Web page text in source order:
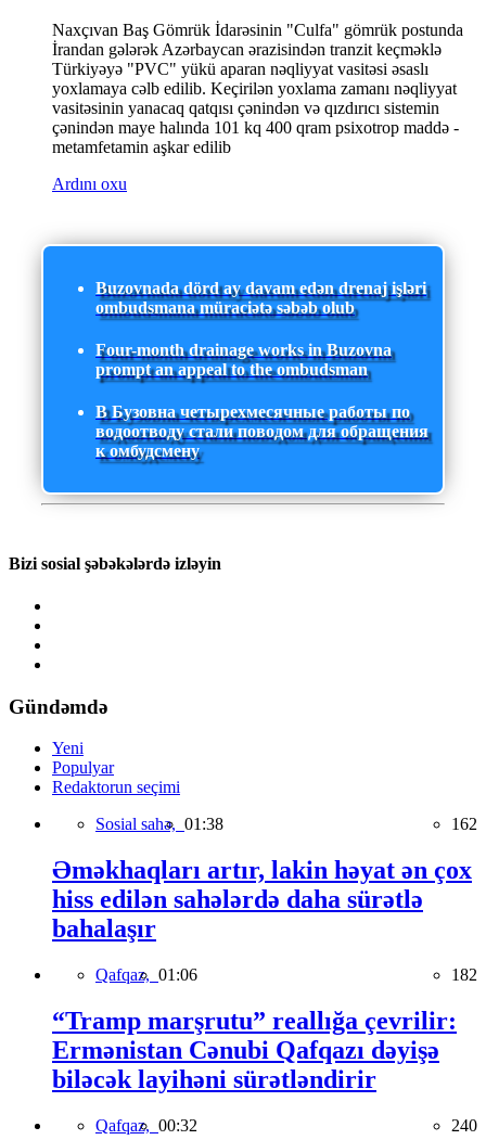
Naxçıvan Baş Gömrük İdarəsinin "Culfa" gömrük postunda
İrandan gələrək Azərbaycan ərazisindən tranzit keçməklə
Türkiyəyə "PVC" yükü aparan nəqliyyat vasitəsi əsaslı
yoxlamaya cəlb edilib. Keçirilən yoxlama zamanı nəqliyyat
vasitəsinin yanacaq qatqısı çənindən və qızdırıcı sistemin
çənindən maye halında 101 kq 400 qram psixotrop maddə -
metamfetamin aşkar edilib
Ardını oxu
Buzovnada dörd ay davam edən drenaj işləri
ombudsmana müraciətə səbəb olub
Four-month drainage works in Buzovna
prompt an appeal to the ombudsman
В Бузовна четырехмесячные работы по
водоотводу стали поводом для обращения
к омбудсмену
Bizi sosial şəbəkələrdə izləyin
Gündəmdə
Yeni
Populyar
Redaktorun seçimi
Sosial sahə, 01:38 162
Əməkhaqları artır, lakin həyat ən çox
hiss edilən sahələrdə daha sürətlə
bahalaşır
Qafqaz, 01:06 182
“Tramp marşrutu” reallığa çevrilir:
Ermənistan Cənubi Qafqazı dəyişə
biləcək layihəni sürətləndirir
Qafqaz, 00:32 240